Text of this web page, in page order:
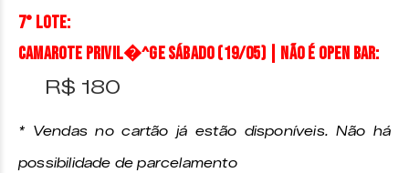
7° Lote:
CAMAROTE PRIVIL�^GE SÁBADO (19/05) | Não é open bar:
R$ 180
* Vendas no cartão já estão disponíveis. Não há
possibilidade de parcelamento